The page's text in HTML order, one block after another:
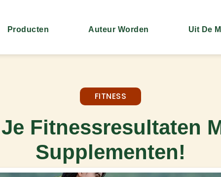
Producten Auteur Worden Uit De
FITNESS
Fitnessresultaten
Supplementen!